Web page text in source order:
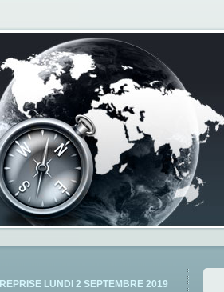
REPRISE LUNDI 2 SEPTEMBRE 2019